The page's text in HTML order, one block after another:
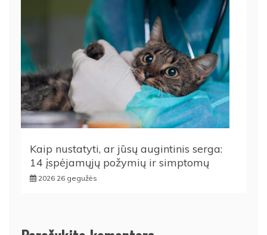
Kaip nustatyti, ar jūsų augintinis serga:
14 įspėjamųjų požymių ir simptomų
2026 26 gegužės